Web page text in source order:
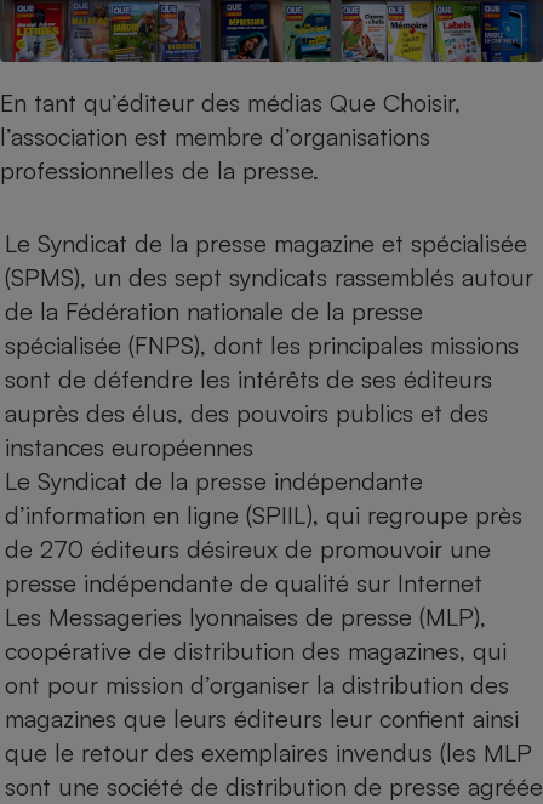
En tant qu’éditeur des médias Que Choisir,
l’association est membre d’organisations
professionnelles de la presse.
Le Syndicat de la presse magazine et spécialisée
(SPMS), un des sept syndicats rassemblés autour
de la Fédération nationale de la presse
spécialisée (FNPS), dont les principales missions
sont de défendre les intérêts de ses éditeurs
auprès des élus, des pouvoirs publics et des
instances européennes
Le Syndicat de la presse indépendante
d’information en ligne (SPIIL), qui regroupe près
de 270 éditeurs désireux de promouvoir une
presse indépendante de qualité sur Internet
Les Messageries lyonnaises de presse (MLP),
coopérative de distribution des magazines, qui
ont pour mission d’organiser la distribution des
magazines que leurs éditeurs leur confient ainsi
que le retour des exemplaires invendus (les MLP
sont une société de distribution de presse agréée